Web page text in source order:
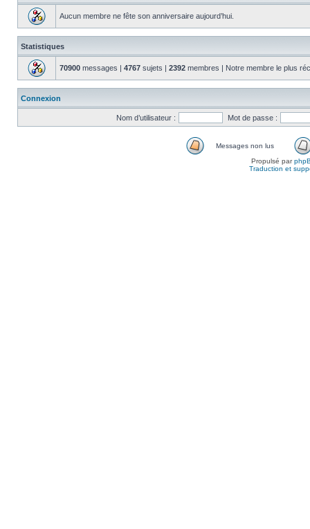
Aucun membre ne fête son anniversaire aujourd’hui.
Statistiques
70900 messages | 4767 sujets | 2392 membres | Notre membre le plus
Connexion
Nom d’utilisateur : Mot de passe :
Messages non lus
Propulsé par
Traduction et